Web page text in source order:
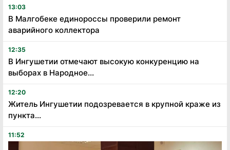
13:03
В Малгобеке единороссы проверили ремонт
аварийного коллектора
12:35
В Ингушетии отмечают высокую конкуренцию на
выборах в Народное...
12:20
Житель Ингушетии подозревается в крупной краже из
пункта...
11:52